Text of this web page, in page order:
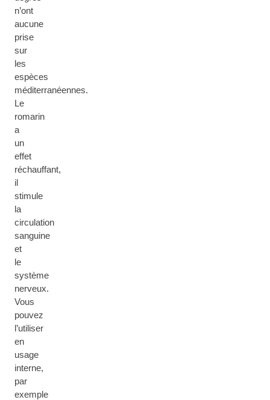
n’ont
aucune
prise
sur
les
espèces
méditerranéennes.
Le
romarin
a
un
effet
réchauffant,
il
stimule
la
circulation
sanguine
et
le
système
nerveux.
Vous
pouvez
l’utiliser
en
usage
interne,
par
exemple